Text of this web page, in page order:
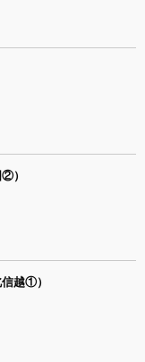
）
越①）